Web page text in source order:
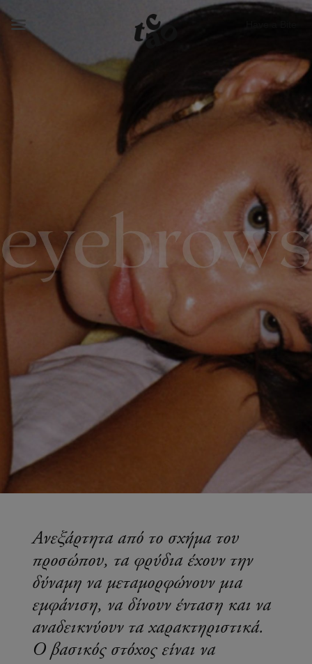
Ανεξάρτητα από το σχήμα του
προσώπου, τα φρύδια έχουν την
δύναμη να μεταμορφώνουν μια
εμφάνιση, να δίνουν ένταση και να
αναδεικνύουν τα χαρακτηριστικά.
Ο βασικός στόχος είναι να